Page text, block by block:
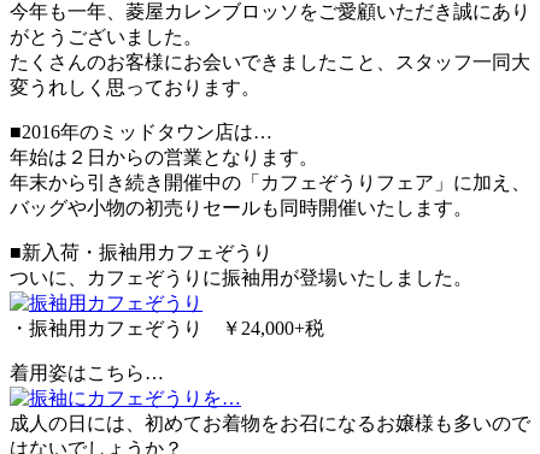
今年も一年、菱屋カレンブロッソをご愛顧いただき誠にあり
がとうございました。
たくさんのお客様にお会いできましたこと、スタッフ一同大
変うれしく思っております。
■2016年のミッドタウン店は…
年始は２日からの営業となります。
年末から引き続き開催中の「カフェぞうりフェア」に加え、
バッグや小物の初売りセールも同時開催いたします。
■新入荷・振袖用カフェぞうり
ついに、カフェぞうりに振袖用が登場いたしました。
・振袖用カフェぞうり ￥24,000+税
着用姿はこちら…
成人の日には、初めてお着物をお召になるお嬢様も多いので
はないでしょうか？